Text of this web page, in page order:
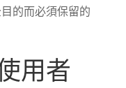
的而必須保留的
用者